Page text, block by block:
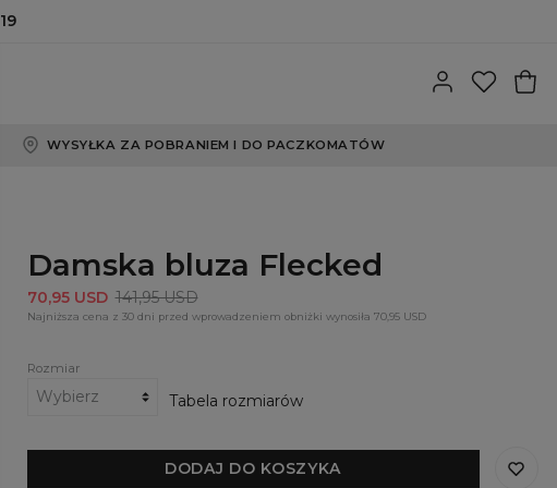
18
WYSYŁKA ZA POBRANIEM I DO PACZKOMATÓW
Damska bluza Flecked
70,95 USD 141,95 USD
Najniższa cena z 30 dni przed wprowadzeniem obniżki wynosiła 70,95 USD
Rozmiar
Tabela rozmiarów
DODAJ DO KOSZYKA